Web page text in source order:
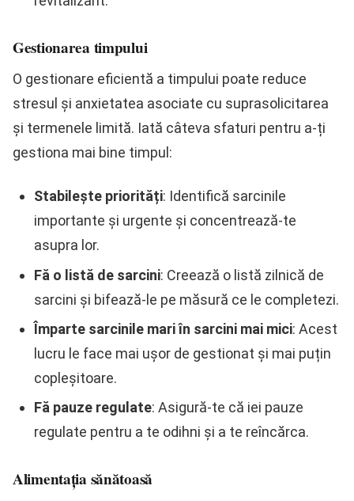
Gestionarea timpului
O gestionare eficientă a timpului poate reduce
stresul și anxietatea asociate cu suprasolicitarea
și termenele limită. Iată câteva sfaturi pentru a-ți
gestiona mai bine timpul:
Stabilește priorități: Identifică sarcinile
importante și urgente și concentrează-te
asupra lor.
Fă o listă de sarcini: Creează o listă zilnică de
sarcini și bifează-le pe măsură ce le completezi.
Împarte sarcinile mari în sarcini mai mici: Acest
lucru le face mai ușor de gestionat și mai puțin
copleșitoare.
Fă pauze regulate: Asigură-te că iei pauze
regulate pentru a te odihni și a te reîncărca.
Alimentația sănătoasă